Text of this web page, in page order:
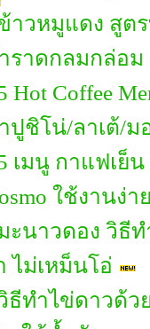
าวหมูแดง สูต
ราดกลมกล่อม
Hot Coffee
ปูชิโน่/ลาเต้/ม
เมนู กาแฟเย็น
ใช้งานง่
ะนาวดอง วิธี
ไม่เหม็นโอ่
ธีทำไข่ดาวด้ว